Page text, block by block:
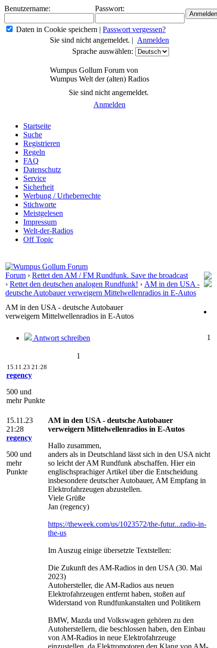
Benutzername: Passwort:
Daten in Cookie speichern | Passwort vergessen?
Sie sind nicht angemeldet. | Anmelden
Sprache auswählen:
Wumpus Gollum Forum von
Wumpus Welt der (alten) Radios
Sie sind nicht angemeldet.
Anmelden
Startseite
Suche
Registrieren
Regeln
FAQ
Datenschutz
Service
Sicherheit
Werbung / Urheberrechte
Stichworte
Meistgelesen
Impressum
Welt-der-Radios
Off Topic
Forum › Rettet den AM / FM Rundfunk. Save the broadcast
› Rettet den deutschen analogen Rundfunk! › AM in den USA -
deutsche Autobauer verweigern Mittelwellenradios in E-Autos
AM in den USA - deutsche Autobauer
verweigern Mittelwellenradios in E-Autos
Antwort schreiben 1
1
15.11.23 21:28
regency
500 und
mehr Punkte
15.11.23
21:28
regency
500 und
mehr
Punkte
AM in den USA - deutsche Autobauer
verweigern Mittelwellenradios in E-Autos
Hallo zusammen,
anders als in Deutschland lässt sich in den USA nicht
so leicht der AM Rundfunk abschaffen. Hier ein
englischsprachiger Artikel über die Entscheidung
insbesondere deutscher Autobauer, AM Empfang in
Elektrofahrzeugen abzustellen.
Viele Grüße
Jan (regency)
https://theweek.com/us/1023572/the-futur...radio-in-
the-us
Im Auszug einige übersetzte Textstellen:
Die Zukunft des AM-Radios in den USA (30. Mai
2023)
Autohersteller, die AM-Radios aus neuen
Elektrofahrzeugen entfernt haben, stoßen auf
Widerstand von Rundfunkanstalten und Politikern
BMW, Mazda und Volkswagen gehören zu den
Autoherstellern, die beschlossen haben, den Einbau
von AM-Radios in neue Elektrofahrzeuge
einzustellen, da Elektromotoren den Klang von AM-